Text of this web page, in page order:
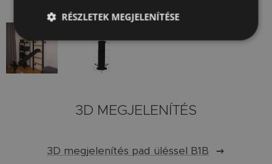
3D MEGJELENÍTÉS
3D megjelenítés pad üléssel B1B
RÉSZLETEK MEGJELENÍTÉSE